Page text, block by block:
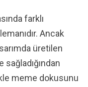
farklı
Ancak
üretilen
meme dokusunu